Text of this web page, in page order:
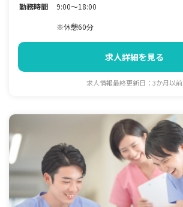
勤務時間
9:00～18:00
※休憩60分
求人詳細を見る
求人情報最終更新日：3か月以前